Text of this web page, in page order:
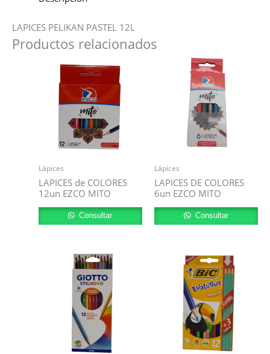
LAPICES PELIKAN PASTEL 12L
Productos relacionados
Lápices
LAPICES de COLORES
12un EZCO MITO
Consultar
Lápices
LAPICES DE COLORES
6un EZCO MITO
Consultar